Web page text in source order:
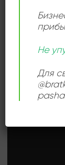
Не
Для